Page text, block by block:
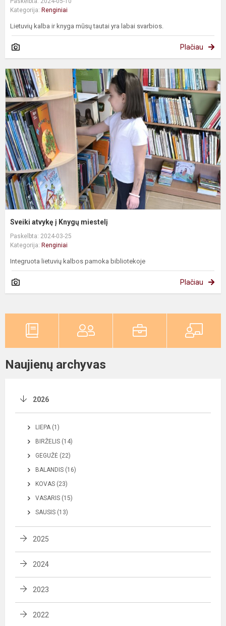
Kategorija: Renginiai
Lietuvių kalba ir knyga mūsų tautai yra labai svarbios.
Plačiau
Sveiki atvykę į Knygų miestelį
Paskelbta: 2024-03-25
Kategorija: Renginiai
Integruota lietuvių kalbos pamoka bibliotekoje
Plačiau
Naujienų archyvas
2026
LIEPA (1)
BIRŽELIS (14)
GEGUŽĖ (22)
BALANDIS (16)
KOVAS (23)
VASARIS (15)
SAUSIS (13)
2025
2024
2023
2022